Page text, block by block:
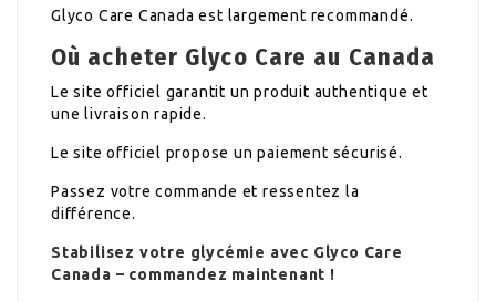
Glyco Care Canada est largement recommandé.
Où acheter Glyco Care au Canada
Le site officiel garantit un produit authentique et
une livraison rapide.
Le site officiel propose un paiement sécurisé.
Passez votre commande et ressentez la
différence.
Stabilisez votre glycémie avec Glyco Care
Canada – commandez maintenant !